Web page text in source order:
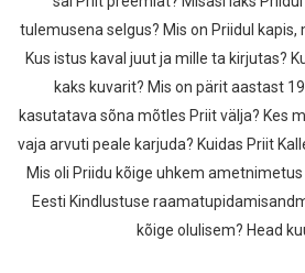
tulemusena selgus? Mis on Priidul kapis,
Kus istus kaval juut ja mille ta kirjutas?
kaks kuvarit? Mis on pärit aastast
kasutatava sõna mõtles Priit välja? Kes
vaja arvuti peale karjuda? Kuidas Priit
Mis oli Priidu kõige uhkem
Eesti Kindlustuse
kõige olulisem? Head